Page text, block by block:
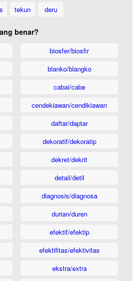
tekun deru
benar?
biosfer/biosfir
blanko/blangko
cabai/cabe
cendekiawan/cendikiawan
daftar/daptar
dekoratif/dekoratip
dekret/dekrit
detail/detil
diagnosis/diagnosa
durian/duren
efektif/efektip
efektifitas/efektivitas
ekstra/extra